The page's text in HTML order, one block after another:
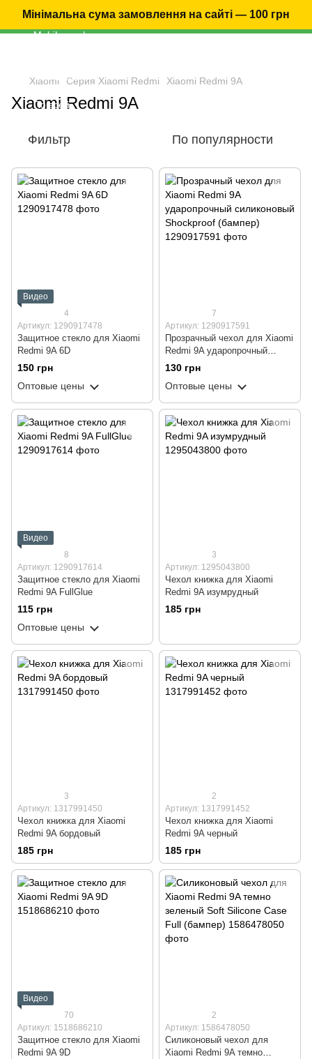
Мінімальна сума замовлення на сайті — 100 грн
Xiaomi Серия Xiaomi Redmi Xiaomi Redmi 9A
Xiaomi Redmi 9A
Фильтр По популярности
Видео
4
Артикул: 1290917478
Защитное стекло для Xiaomi
Redmi 9A 6D
150 грн
Оптовые цены
7
Артикул: 1290917591
Прозрачный чехол для Xiaomi
Redmi 9A ударопрочный
силиконовый Shockproof
(бампер)
130 грн
Оптовые цены
Видео
8
Артикул: 1290917614
Защитное стекло для Xiaomi
Redmi 9A FullGlue
115 грн
Оптовые цены
3
Артикул: 1295043800
Чехол книжка для Xiaomi
Redmi 9A изумрудный
185 грн
3
Артикул: 1317991450
Чехол книжка для Xiaomi
Redmi 9A бордовый
185 грн
2
Артикул: 1317991452
Чехол книжка для Xiaomi
Redmi 9A черный
185 грн
Видео
70
Артикул: 1518686210
Защитное стекло для Xiaomi
Redmi 9A 9D
2
Артикул: 1586478050
Силиконовый чехол для
Xiaomi Redmi 9A темно